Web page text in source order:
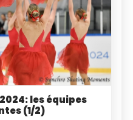
les équipes
(1/2)